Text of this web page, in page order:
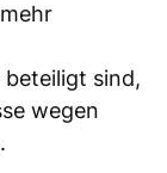
beteiligt sind,
wegen